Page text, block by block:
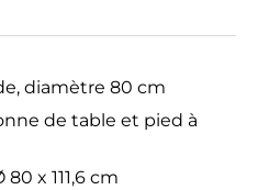
diamètre 80 cm
de table et pied à
x 111,6 cm